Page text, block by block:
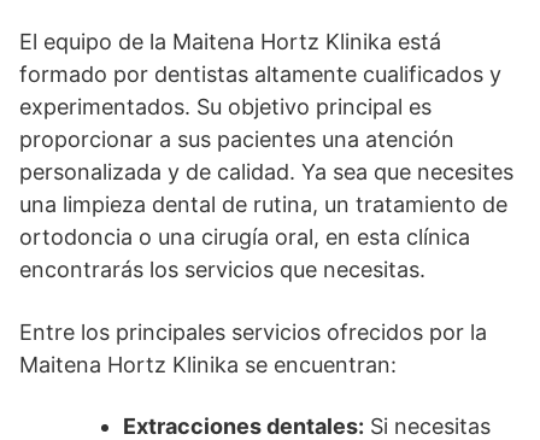
El equipo de la Maitena Hortz Klinika está
formado por dentistas altamente cualificados y
experimentados. Su objetivo principal es
proporcionar a sus pacientes una atención
personalizada y de calidad. Ya sea que necesites
una limpieza dental de rutina, un tratamiento de
ortodoncia o una cirugía oral, en esta clínica
encontrarás los servicios que necesitas.
Entre los principales servicios ofrecidos por la
Maitena Hortz Klinika se encuentran:
Extracciones dentales: Si necesitas